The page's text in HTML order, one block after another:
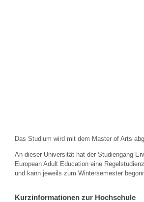
Das Studium wird mit dem Master of Arts
An dieser Universität hat der Studiengang
European Adult Education eine
und kann jeweils zum Wintersemester
Kurzinformationen zur Hochschule